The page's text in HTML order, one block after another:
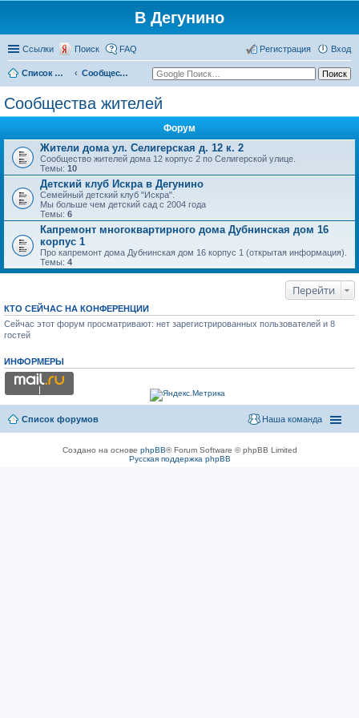
В Дегунино
Ссылки Поиск FAQ Вход
Регистрация
Список форумов Сообщества жителей
Сообщества жителей
Форум
Жители дома ул. Селигерская д. 12 к. 2
Сообщество жителей дома 12 корпус 2 по Селигерской улице.
Темы: 10
Детский клуб Искра в Дегунино
Семейный детский клуб "Искра".
Мы больше чем детский сад с 2004 года
Темы: 6
Капремонт многоквартирного дома Дубнинская дом 16
корпус 1
Про капремонт дома Дубнинская дом 16 корпус 1 (открытая информация).
Темы: 4
Перейти
КТО СЕЙЧАС НА КОНФЕРЕНЦИИ
Сейчас этот форум просматривают: нет зарегистрированных пользователей и 8
гостей
ИНФОРМЕРЫ
Список форумов Наша команда
Создано на основе phpBB® Forum Software © phpBB Limited
Русская поддержка phpBB